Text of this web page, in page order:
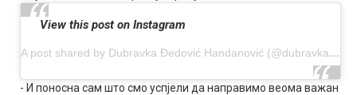
View this post on Instagram
A post shared by Dubravka Đedović Handanović (@dubravka.djedovic)
- И поносна сам што смо успјели да направимо веома важан